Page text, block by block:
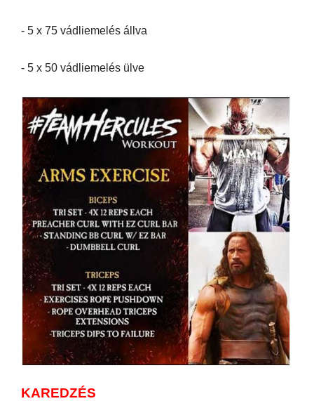
- 5 x 75 vádliemelés állva
- 5 x 50 vádliemelés ülve
KAREDZÉS